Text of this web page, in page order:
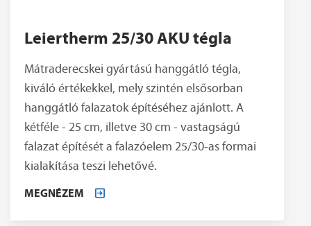
Leiertherm 25/30 AKU tégla
Mátraderecskei gyártású hanggátló tégla,
kiváló értékekkel, mely szintén elsősorban
hanggátló falazatok építéséhez ajánlott. A
kétféle - 25 cm, illetve 30 cm - vastagságú
falazat építését a falazóelem 25/30-as formai
kialakítása teszi lehetővé.
MEGNÉZEM